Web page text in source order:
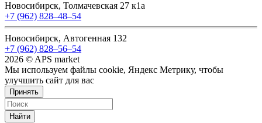
Новосибирск, Толмачевская 27 к1а
+7 (962) 828‒48‒54
Новосибирск, Автогенная 132
+7 (962) 828‒56‒54
2026 © APS market
Мы используем файлы cookie, Яндекс Метрику, чтобы
улучшить сайт для вас
Принять
Найти